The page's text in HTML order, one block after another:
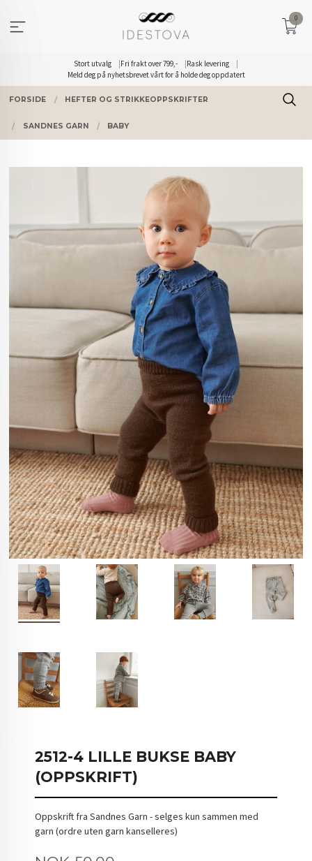
innholdet
Stort utvalg Fri frakt over 799,-
Rask levering
Meld deg på nyhetsbrevet vårt for å holde deg oppdatert
0
FORSIDE HEFTER OG STRIKKEOPPSKRIFTER
SANDNES GARN BABY
2512-4 LILLE BUKSE BABY
(OPPSKRIFT)
Oppskrift fra Sandnes Garn - selges kun sammen med
garn (ordre uten garn kanselleres)